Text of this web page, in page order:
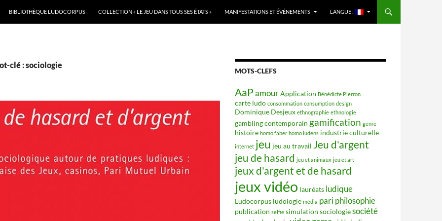
BIBLIOTHÈQUE LUDOCORPUS COLLECTION « LE JEU DANS TOUS SES ÉTATS » MANIFESTATIONS ET ÉVÉNEMENTS LANGUE :
clé : sociologie
MOTS-CLEFS
AaPamourApplication Bénédicte Pierron
carte ludo consommation consumption design
Dominique Desjeux ethnographie ethnologie
gambling contemporain gamification genre
histoire homo faber homo ludens industrie culturelle
internet jeu jeu au travail Jeu d'argent
jeu de hasard jeu et animaux jeu et art
jeux d'argent et de hasard
jeux vidéo lauréats ludique
Ludocorpus ludologie média pariphilosophie
publication selfie simulation sociologiesociété